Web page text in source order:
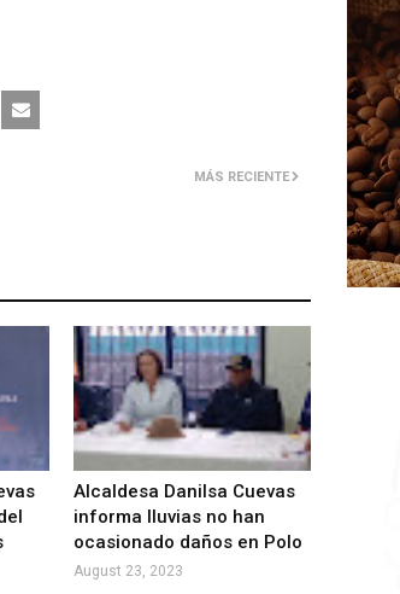
MÁS RECIENTE
Alcaldesa Danilsa Cuevas
informa lluvias no han
ocasionado daños en Polo
August 23, 2023